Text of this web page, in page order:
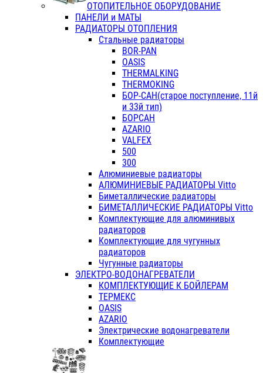
ОТОПИТЕЛЬНОЕ ОБОРУДОВАНИЕ
ПАНЕЛИ и МАТЫ
РАДИАТОРЫ ОТОПЛЕНИЯ
Стальные радиаторы
BOR-PAN
OASIS
THERMALKING
THERMOKING
БОР-САН(старое поступление, 11й
и 33й тип)
БОРСАН
AZARIO
VALFEX
500
300
Алюминиевые радиаторы
АЛЮМИНИЕВЫЕ РАДИАТОРЫ Vitto
Биметаллические радиаторы
БИМЕТАЛЛИЧЕСКИЕ РАДИАТОРЫ Vitto
Комплектующие для алюминивых
радиаторов
Комплектующие для чугунных
радиаторов
Чугунные радиаторы
ЭЛЕКТРО-ВОДОНАГРЕВАТЕЛИ
КОМПЛЕКТУЮЩИЕ К БОЙЛЕРАМ
ТЕРМЕКС
OASIS
AZARIO
Электрические водонагреватели
Комплектующие